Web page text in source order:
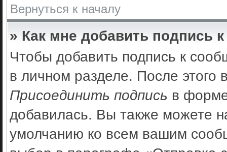
Вернуться к началу
» Как мне добавить подпись
Чтобы добавить подпись к
в личном разделе. После
Присоединить подпись в
добавилась. Вы также можете
умолчанию ко всем вашим